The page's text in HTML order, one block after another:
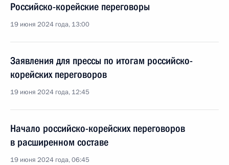
Российско-корейские переговоры
19 июня 2024 года, 13:00
Заявления для прессы по итогам российско-
корейских переговоров
19 июня 2024 года, 12:45
Начало российско-корейских переговоров
в расширенном составе
19 июня 2024 года, 06:45